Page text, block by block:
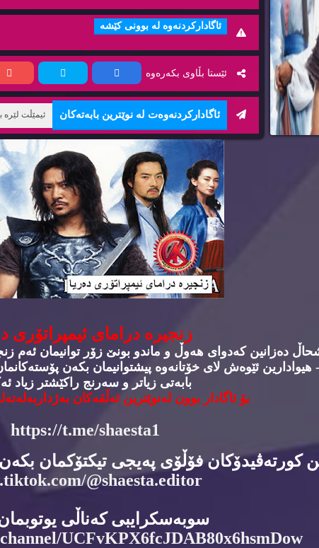
ئاگاداركردنه‌وه‌ له‌ بوونی كێشه‌
ئێستا بڵاوی بكه‌ره‌وه‌
ئاگاداركردنه‌وه‌ت له‌ نوێترین بابه‌ته‌كان
زنجیره‌ درامای ئیمپراتۆری
ده‌زانین كه‌دوای هه‌وڵ و ماندو بونێ زۆر توانیمان ئه‌م
هیوادارین ئێوه‌ش لای خۆتانه‌وه‌ پیشتوانیمان بكه‌ن
بابه‌تی زیاتر و سه‌رنج راكێشتر زیاد
بۆ ئاگادار بوون له‌نوێترین ئه‌ڵقه‌كان
https://t.me/shaesta1
كورته‌ڤیدۆكان فۆڵۆی په‌یجی تیكتۆكمان
@shaesta.editor
سوبه‌سكرایبی كه‌ناڵی
UCFvKPX6fcJDAB80x6hsmDow